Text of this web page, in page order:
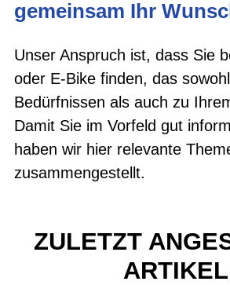
gemeinsam Ihr
Unser Anspruch ist, dass Sie
oder E-Bike finden, das
Bedürfnissen als auch zu
Damit Sie im Vorfeld gut
haben wir hier relevante
zusammengestellt.
ZULETZT
ARTIKEL